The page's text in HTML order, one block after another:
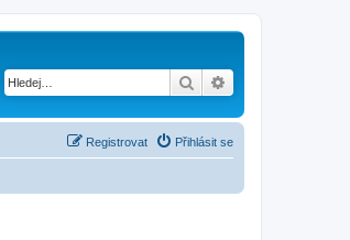
Hledat
Přihlásit se
Registrovat